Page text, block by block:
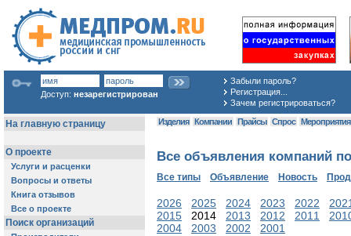
Доступ: незарегистрирован
Забыли пароль?
Регистрация...
Зачем регистрироваться?
Изделия Компании Прайсы Спрос Мероприятия
Все объявления компаний
Все типы Объявление Новость
2026 2025 2024 2023 2022
2015 2014 2013 2012 2011
2004
2003 2002
2001